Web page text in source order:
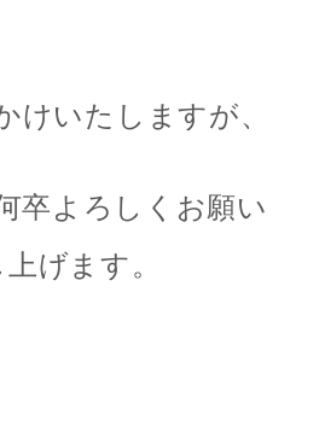
けいたしますが、
卒よろしくお願い
げます。